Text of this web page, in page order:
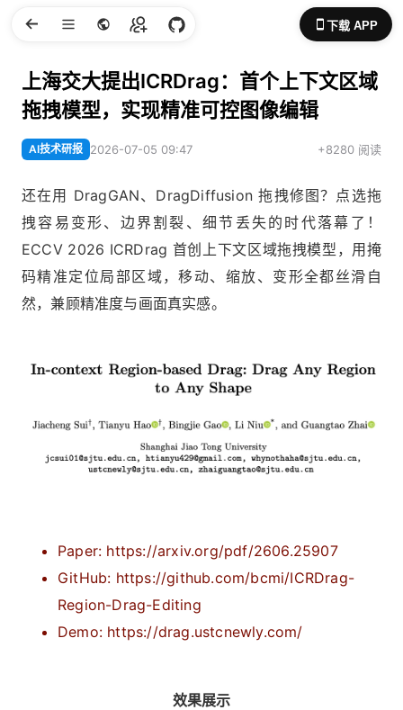
下载 APP
上海交大提出ICRDrag：首个上下文区域
拖拽模型，实现精准可控图像编辑
AI技术研报 2026-07-05 09:47 +8280 阅读
还在用 DragGAN、DragDiffusion 拖拽修图？点选拖
拽容易变形、边界割裂、细节丢失的时代落幕了！
ECCV 2026 ICRDrag 首创上下文区域拖拽模型，用掩
码精准定位局部区域，移动、缩放、变形全都丝滑自
然，兼顾精准度与画面真实感。
Paper: https://arxiv.org/pdf/2606.25907
GitHub: https://github.com/bcmi/ICRDrag-
Region-Drag-Editing
Demo: https://drag.ustcnewly.com/
效果展示